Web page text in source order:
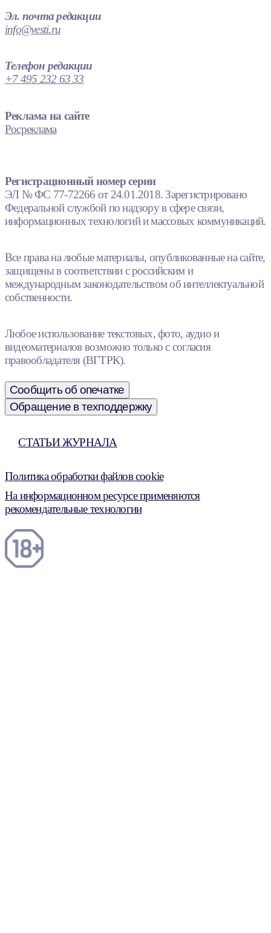
Эл. почта редакции
info@vesti.ru
Телефон редакции
+7 495 232 63 33
Реклама на сайте
Росреклама
Регистрационный номер серии
ЭЛ № ФС 77-72266 от 24.01.2018. Зарегистрировано
Федеральной службой по надзору в сфере связи,
информационных технологий и массовых коммуникаций.
Все права на любые материалы, опубликованные на сайте,
защищены в соответствии с российским и
международным законодательством об интеллектуальной
собственности.
Любое использование текстовых, фото, аудио и
видеоматериалов возможно только с согласия
правообладателя (ВГТРК).
Сообщить об опечатке
Обращение в техподдержку
СТАТЬИ ЖУРНАЛА
Политика обработки файлов cookie
На информационном ресурсе применяются
рекомендательные технологии